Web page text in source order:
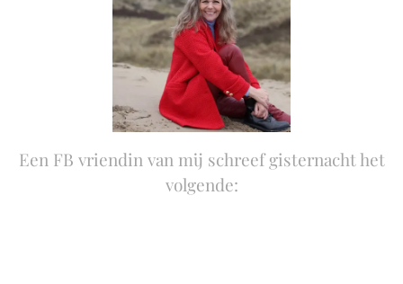
Een FB vriendin van mij schreef gisternacht het
volgende: